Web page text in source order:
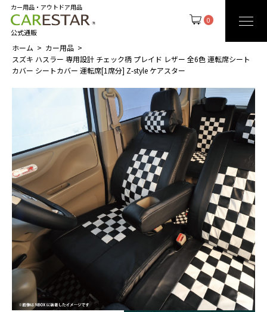
0
カー用品・アウトドア用品
公式通販
ホーム
カー用品
スズキ ハスラー 専用設計 チェック柄 プレイド レザー 全6色 運転席シート
カバー シートカバー 運転席[1席分] Z-style ケアスター